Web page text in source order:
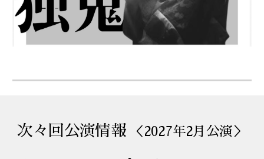
次々回 公演情報 ＜2027年2月公演＞